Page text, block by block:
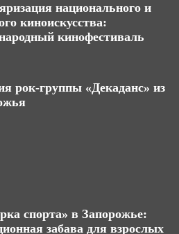
национального и
киноискусства:
кинофестиваль
рок-группы «Декаданс» из
спорта» в Запорожье:
забава для взрослых